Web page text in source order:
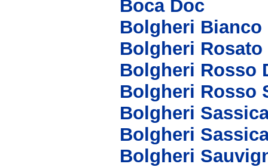
Boca Doc
Bolgheri Bianco
Bolgheri Rosato
Bolgheri Rosso
Bolgheri Rosso
Bolgheri
Bolgheri
Bolgheri